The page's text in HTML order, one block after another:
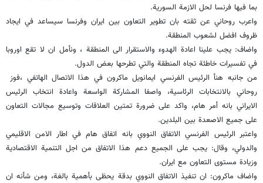
بما فيها فرنسا لحل الازمة السورية.
واعرب روحاني عن ثقته بان تطوير التعاون بين ايران وفرنسا سيساعد في ايجاد
ظروف افضل لشعوب المنطقة.
واضاف: يجب علينا اعادة الهدوء والاستقرار الى المنطقة ، ونأمل ان لا تقع اوروبا
في تفسيرات خاطئة تجاه المنطقة والتي تطرحها بعض الدول.
من جانبه هنأ الرئيس الفرنسي ايمانويل ماكرون في هذا الاتصال الهاتفي ،فوز
روحاني بالانتخابات الرئاسية، واصفا المشاركة الواسعة واعادة انتخاب الرئيس
الايراني بانه أمر هام، واكد على ضرورة تمتين العلاقات وتوسيع مجالات التعاون
على جميع الاصعدة بين البلدين.
واعتبر الرئيس الفرنسي الاتفاق النووي بانه اتفاق هام في اطار الامن الاقليمي
والدولي، وقال: يجب على الجميع دعم هذا الاتفاق من اجل التنمية الاقتصادية
وزيادة مستوى التعاون مع ايران.
واضاف ماكرون: ان تنفيذ الاتفاق النووي بدقة يحظى بأهمية بالغة، ومن شأنه ان